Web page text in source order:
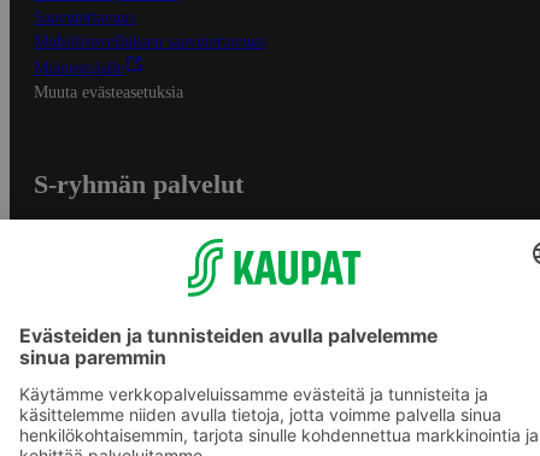
Saavutettavuus
Mobiilisovelluksen saavutettavuus
Mainostajalle
Muuta evästeasetuksia
S-ryhmän palvelut
S-ostoslista -sovellus
Prisma.fi
Sokos.fi
S-Pankki
Yhteishyvä